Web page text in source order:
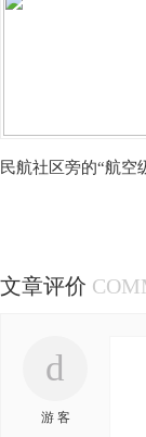
民航社区旁的“航空
文章评价
d
游 客